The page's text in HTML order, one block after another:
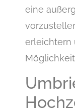
eine
erleichtern